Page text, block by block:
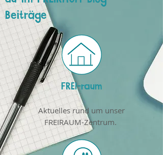
Beiträge
FREI-raum
Aktuelles rund um unser
FREIRAUM-Zentrum.